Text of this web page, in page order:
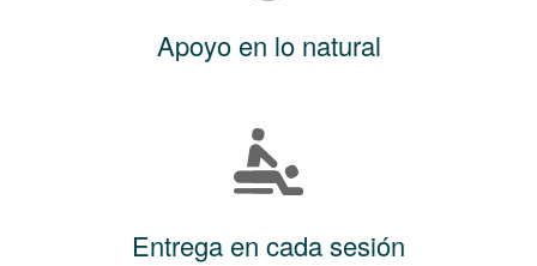
Apoyo en lo natural
Entrega en cada sesión